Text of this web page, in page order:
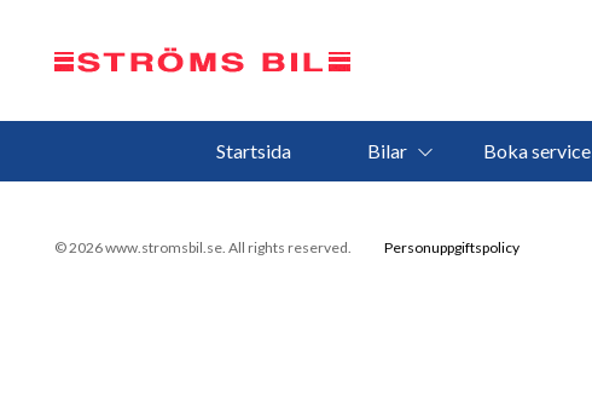
Startsida Bilar Boka service
© 2026 www.stromsbil.se. All rights reserved. Personuppgiftspolicy